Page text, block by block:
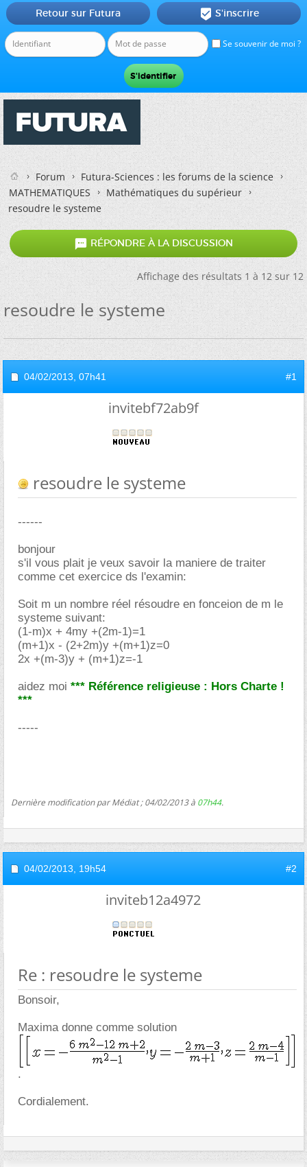
Se souvenir de moi ?
Retour sur Futura  S'inscrire
Forum
Futura-Sciences : les forums de la science
MATHEMATIQUES
Mathématiques du supérieur
resoudre le systeme
 RÉPONDRE À LA DISCUSSION
Affichage des résultats 1 à 12 sur 12
resoudre le systeme
04/02/2013, 07h41 #1
invitebf72ab9f
resoudre le systeme
------
bonjour
s'il vous plait je veux savoir la maniere de traiter
comme cet exercice ds l'examin:
Soit m un nombre réel résoudre en fonceion de m le
systeme suivant:
(1-m)x + 4my +(2m-1)=1
(m+1)x - (2+2m)y +(m+1)z=0
2x +(m-3)y + (m+1)z=-1
aidez moi *** Référence religieuse : Hors Charte !
***
-----
Dernière modification par Médiat ; 04/02/2013 à 07h44.
04/02/2013, 19h54 #2
inviteb12a4972
Re : resoudre le systeme
Bonsoir,
Maxima donne comme solution
.
Cordialement.